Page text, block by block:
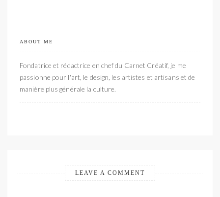
ABOUT ME
Fondatrice et rédactrice en chef du Carnet Créatif, je me
passionne pour l'art, le design, les artistes et artisans et de
manière plus générale la culture.
LEAVE A COMMENT